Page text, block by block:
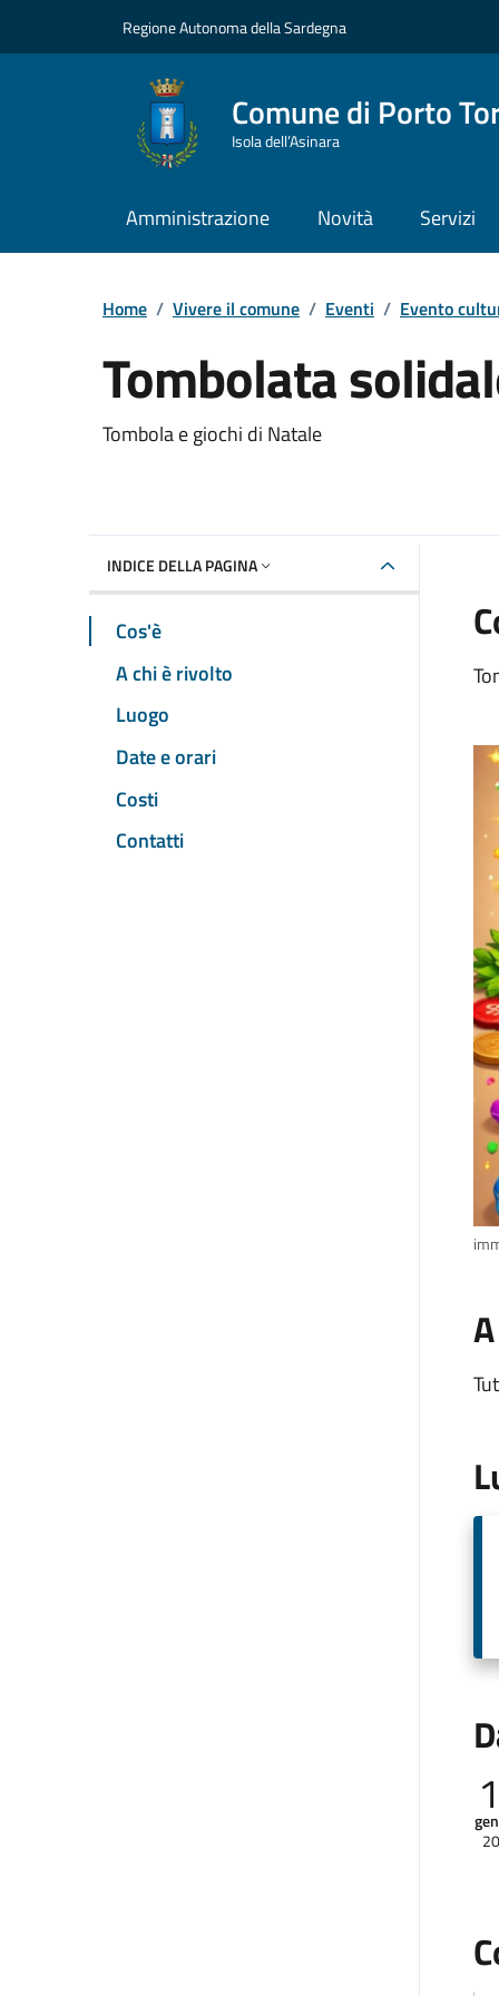
Regione Autonoma della Sardegna
Comune di Porto
Isola dell’Asinara
Amministrazione Novità Servizi
Home / Vivere il comune / Eventi / Evento
Tombolata
Dettaglio
Tombola e giochi di Natale
INDICE DELLA PAGINA
Cos'è
A chi è rivolto
Luogo
Date e orari
Costi
Contatti